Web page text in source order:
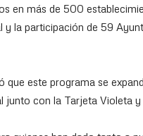
en más de 500
la participación de 59
que este programa se
junto con la Tarjeta Violeta